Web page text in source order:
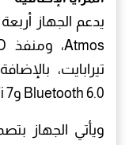
Bluetooth 6.0 وWi-Fi 7، لكنه لا يدعم شبكات LTE.